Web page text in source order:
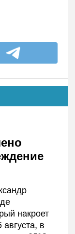
накроет
в